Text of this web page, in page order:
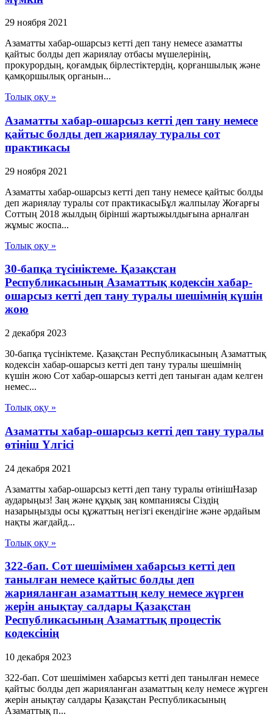
29 ноября 2021
Азаматты хабар-ошарсыз кетті деп тану немесе азаматты
қайтыс болды деп жариялау отбасы мүшелерінің,
прокурордың, қоғамдық бірлестіктердің, қорғаншылық және
қамқоршылық органын...
Толық оқу »
Азаматты хабар-ошарсыз кетті деп тану немесе
қайтыс болды деп жариялау туралы сот
практикасы
29 ноября 2021
Азаматты хабар-ошарсыз кетті деп тану немесе қайтыс болды
деп жариялау туралы сот практикасыБұл жалпылау Жоғарғы
Соттың 2018 жылдың бірінші жартыжылдығына арналған
жұмыс жоспа...
Толық оқу »
30-бапқа түсініктеме. Қазақстан
Республикасының Азаматтық кодексін хабар-
ошарсыз кетті деп тану туралы шешімнің күшін
жою
2 декабря 2023
30-бапқа түсініктеме. Қазақстан Республикасының Азаматтық
кодексін хабар-ошарсыз кетті деп тану туралы шешімнің
күшін жою Сот хабар-ошарсыз кетті деп таныған адам келген
немес...
Толық оқу »
Азаматты хабар-ошарсыз кетті деп тану туралы
өтініш Үлгісі
24 декабря 2021
Азаматты хабар-ошарсыз кетті деп тану туралы өтінішНазар
аударыңыз! Заң және құқық заң компаниясы Сіздің
назарыңызды осы құжаттың негізгі екендігіне және әрдайым
нақты жағдайд...
Толық оқу »
322-бап. Сот шешімімен хабарсыз кетті деп
танылған немесе қайтыс болды деп
жарияланған азаматтың келу немесе жүрген
жерін анықтау салдары Қазақстан
Республикасының Азаматтық процестік
кодексінің
10 декабря 2023
322-бап. Сот шешімімен хабарсыз кетті деп танылған немесе
қайтыс болды деп жарияланған азаматтың келу немесе жүрген
жерін анықтау салдары Қазақстан Республикасының
Азаматтық п...